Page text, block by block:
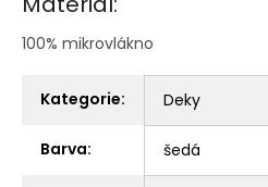
100% mikrovlákno
Kategorie: Deky
Barva: šedá